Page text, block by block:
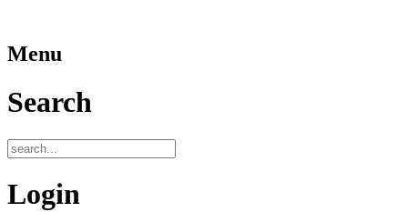
Menu
Search
Login